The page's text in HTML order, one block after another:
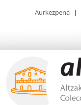
Aurkezpena |